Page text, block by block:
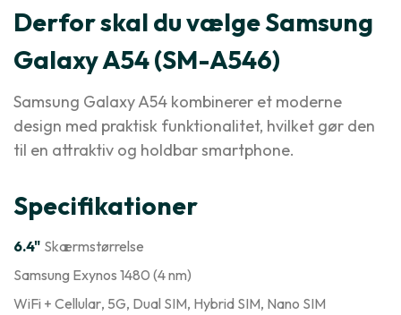
Derfor skal du vælge Samsung
Galaxy A54 (SM-A546)
Samsung Galaxy A54 kombinerer et moderne
design med praktisk funktionalitet, hvilket gør den
til en attraktiv og holdbar smartphone.
Specifikationer
6.4" Skærmstørrelse
Samsung Exynos 1480 (4 nm)
WiFi + Cellular, 5G, Dual SIM, Hybrid SIM, Nano SIM